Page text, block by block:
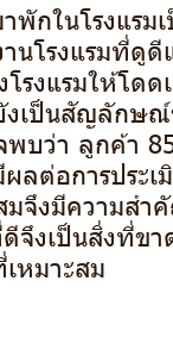
พักในโรงแร
โรงแรมที่ดูดี
งแรมให้โดด
งเป็นสัญลักษ
พบว่า ลูกค้า
ลต่อการประ
มจึงมีความส
จึงเป็นสิ่งที่ข
หมาะสม